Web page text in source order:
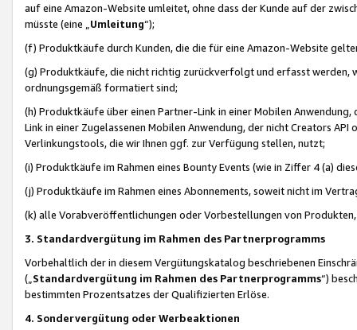
auf eine Amazon-Website umleitet, ohne dass der Kunde auf der
müsste (eine „ Umleitung“);
(f) Produktkäufe durch Kunden, die die für eine Amazon-Website
(g) Produktkäufe, die nicht richtig zurückverfolgt und erfasst werden,
ordnungsgemäß formatiert sind;
(h) Produktkäufe über einen Partner-Link in einer Mobilen
Link in einer Zugelassenen Mobilen Anwendung, der nicht Creators
Verlinkungstools, die wir Ihnen ggf. zur Verfügung stellen, nutzt;
(i) Produktkäufe im Rahmen eines Bounty Events (wie in Ziffer 4 (a)
(j) Produktkäufe im Rahmen eines Abonnements, soweit nicht im
(k) alle Vorabveröffentlichungen oder Vorbestellungen von
3. Standardvergütung im Rahmen des Partnerprogramms
Vorbehaltlich der in diesem Vergütungskatalog beschriebenen
(„ Standardvergütung im Rahmen des Partnerprogramms“)
bestimmten Prozentsatzes der Qualifizierten Erlöse.
4. Sondervergütung oder Werbeaktionen